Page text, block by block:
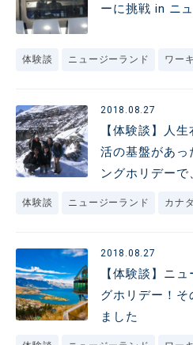
ーに挑戦 in ニ
体験談 ニュージーランド ワー
2018.08.27
【体験談】人
活の基盤があっ
ングホリデーで
体験談 ニュージーランド カナ
2018.08.27
【体験談】ニ
グホリデー！そ
ました